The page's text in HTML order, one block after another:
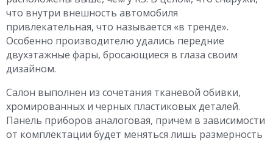
что внутри внешность автомобиля
привлекательная, что называется «в тренде».
Особенно производителю удались передние
двухэтажные фары, бросающиеся в глаза своим
дизайном.
Салон выполнен из сочетания тканевой обивки,
хромированных и черных пластиковых деталей.
Панель приборов аналоговая, причем в зависимости
от комплектации будет меняться лишь размерность